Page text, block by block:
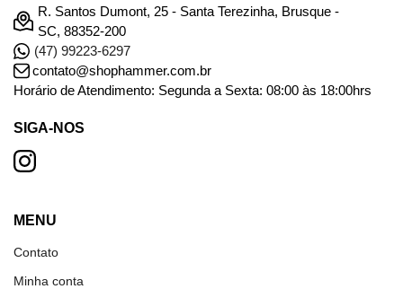
R. Santos Dumont, 25 - Santa Terezinha, Brusque -
SC, 88352-200
(47) 99223-6297
contato@shophammer.com.br
Horário de Atendimento: Segunda a Sexta: 08:00 às 18:00hrs
SIGA-NOS
MENU
Contato
Minha conta